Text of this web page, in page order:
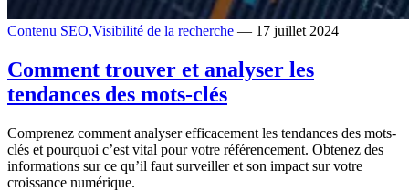
Contenu SEO,Visibilité de la recherche — 17 juillet 2024
Comment trouver et analyser les
tendances des mots-clés
Comprenez comment analyser efficacement les tendances des mots-
clés et pourquoi c’est vital pour votre référencement. Obtenez des
informations sur ce qu’il faut surveiller et son impact sur votre
croissance numérique.